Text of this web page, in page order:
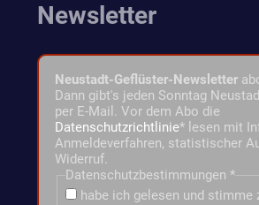
Newsletter
Neustadt-Geflüster-Newsletter
Dann gibt's jeden Sonntag
per E-Mail. Vor dem Abo die
Datenschutzrichtlinie* lesen mit
Anmeldeverfahren, statistischer
Widerruf.
Datenschutzbestimmungen *
habe ich gelesen und stimme